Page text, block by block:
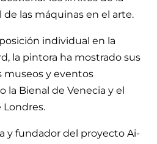
las máquinas en el arte.
individual en la
la pintora ha mostrado sus
museos y eventos
la Bienal de Venecia y el
Londres.
y fundador del proyecto Ai-